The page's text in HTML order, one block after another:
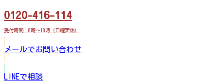
0120-416-114
受付時間 8時～18時（日曜定休）
メールでお問い合わせ
LINEで相談